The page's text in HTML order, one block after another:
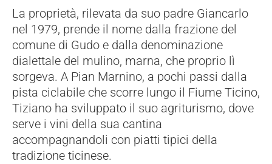
La proprietà, rilevata da suo padre Giancarlo
nel 1979, prende il nome dalla frazione del
comune di Gudo e dalla denominazione
dialettale del mulino, marna, che proprio lì
sorgeva. A Pian Marnino, a pochi passi dalla
pista ciclabile che scorre lungo il Fiume Ticino,
Tiziano ha sviluppato il suo agriturismo, dove
serve i vini della sua cantina
accompagnandoli con piatti tipici della
tradizione ticinese.